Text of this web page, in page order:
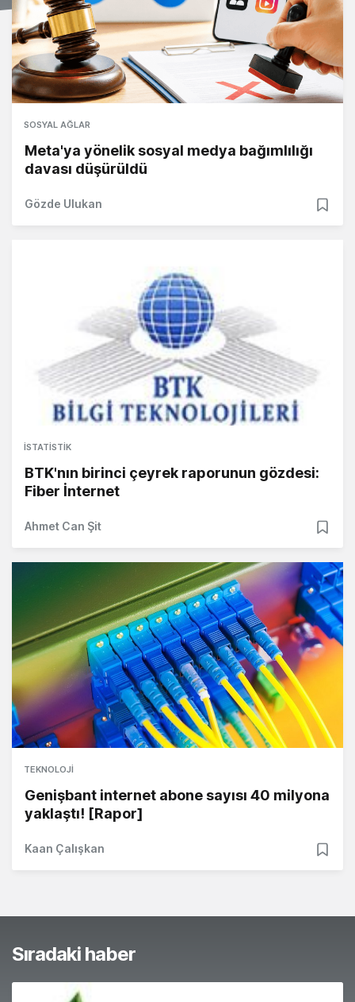
SOSYAL AĞLAR
Meta'ya yönelik sosyal medya bağımlılığı
davası düşürüldü
Gözde Ulukan
İSTATISTIK
BTK'nın birinci çeyrek raporunun gözdesi:
Fiber İnternet
Ahmet Can Şit
TEKNOLOJI
Genişbant internet abone sayısı 40 milyona
yaklaştı! [Rapor]
Kaan Çalışkan
Sıradaki haber